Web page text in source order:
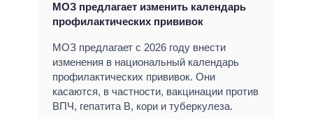
МОЗ предлагает изменить календарь
профилактических прививок
МОЗ предлагает с 2026 году внести
изменения в национальный календарь
профилактических прививок. Они
касаются, в частности, вакцинации против
ВПЧ, гепатита В, кори и туберкулеза.